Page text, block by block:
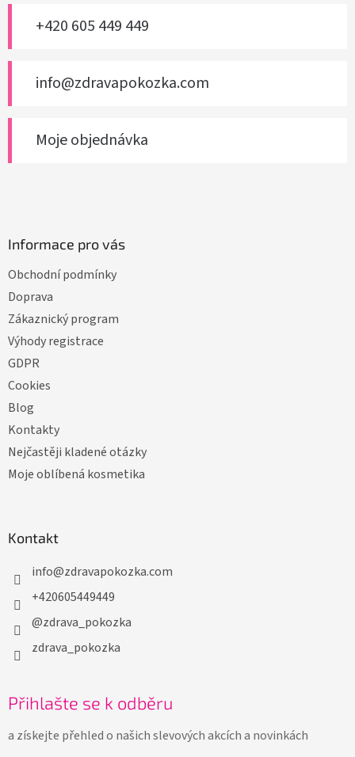
+420 605 449 449
info@zdravapokozka.com
Moje objednávka
Informace pro vás
Obchodní podmínky
Doprava
Zákaznický program
Výhody registrace
GDPR
Cookies
Blog
Kontakty
Nejčastěji kladené otázky
Moje oblíbená kosmetika
Kontakt
info@zdravapokozka.com
+420605449449
@zdrava_pokozka
zdrava_pokozka
Přihlašte se k odběru
a získejte přehled o našich slevových akcích a novinkách